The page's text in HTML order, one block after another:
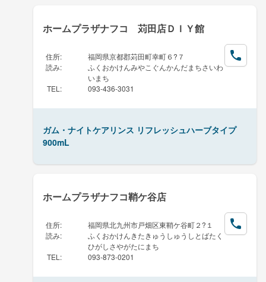
ホームプラザナフコ 苅田店ＤＩＹ館
住所:
福岡県京都郡苅田町幸町６?７
読み:
ふくおかけんみやこぐんかんだまちさいわ
いまち
TEL : 093-436-3031
ガム・ナイトケアリンス リフレッシュハーブタイプ
900mL
ホームプラザナフコ鞘ケ谷店
住所:
福岡県北九州市戸畑区東鞘ケ谷町２?１
読み:
ふくおかけんきたきゅうしゅうしとばたく
ひがしさやがたにまち
TEL : 093-873-0201